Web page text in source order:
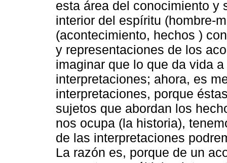
esta área del conocimiento y
interior del espíritu (hombre-
(acontecimiento, hechos )
y representaciones de los
imaginar que lo que da vida
interpretaciones; ahora, es
interpretaciones, porque
sujetos que abordan los
nos ocupa (la historia),
de las interpretaciones
La razón es, porque de un